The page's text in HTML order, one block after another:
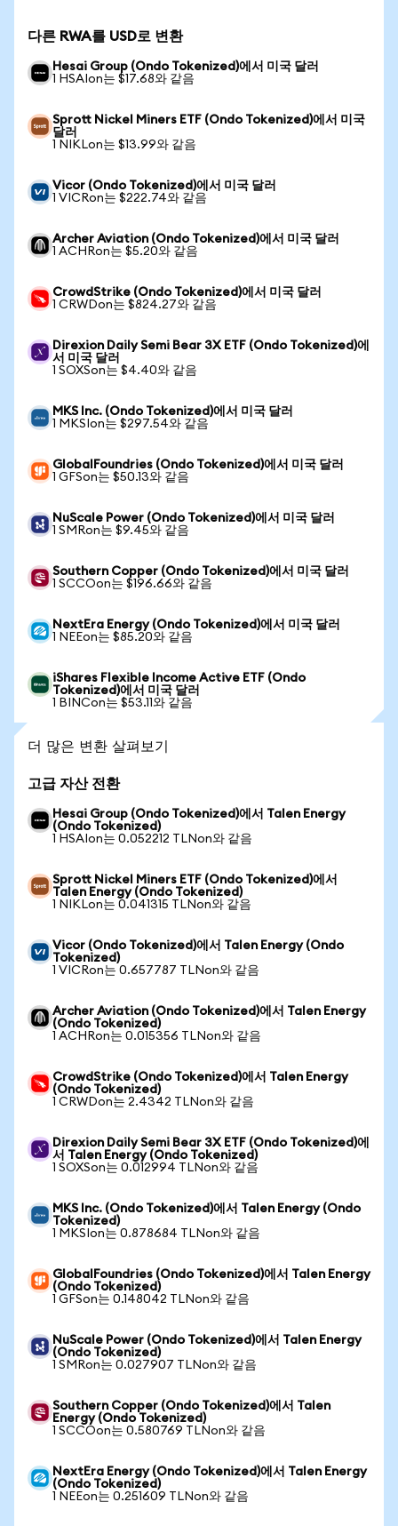
다른 RWA를 USD로 변환
Hesai Group (Ondo Tokenized)에서 미국 달러
1 HSAIon는 $17.68와 같음
Sprott Nickel Miners ETF (Ondo Tokenized)에서 미국
달러
1 NIKLon는 $13.99와 같음
Vicor (Ondo Tokenized)에서 미국 달러
1 VICRon는 $222.74와 같음
Archer Aviation (Ondo Tokenized)에서 미국 달러
1 ACHRon는 $5.20와 같음
CrowdStrike (Ondo Tokenized)에서 미국 달러
1 CRWDon는 $824.27와 같음
Direxion Daily Semi Bear 3X ETF (Ondo Tokenized)에
서 미국 달러
1 SOXSon는 $4.40와 같음
MKS Inc. (Ondo Tokenized)에서 미국 달러
1 MKSIon는 $297.54와 같음
GlobalFoundries (Ondo Tokenized)에서 미국 달러
1 GFSon는 $50.13와 같음
NuScale Power (Ondo Tokenized)에서 미국 달러
1 SMRon는 $9.45와 같음
Southern Copper (Ondo Tokenized)에서 미국 달러
1 SCCOon는 $196.66와 같음
NextEra Energy (Ondo Tokenized)에서 미국 달러
1 NEEon는 $85.20와 같음
iShares Flexible Income Active ETF (Ondo
Tokenized)에서 미국 달러
1 BINCon는 $53.11와 같음
더 많은 변환 살펴보기
고급 자산 전환
Hesai Group (Ondo Tokenized)에서 Talen Energy
(Ondo Tokenized)
1 HSAIon는 0.052212 TLNon와 같음
Sprott Nickel Miners ETF (Ondo Tokenized)에서
Talen Energy (Ondo Tokenized)
1 NIKLon는 0.041315 TLNon와 같음
Vicor (Ondo Tokenized)에서 Talen Energy (Ondo
Tokenized)
1 VICRon는 0.657787 TLNon와 같음
Archer Aviation (Ondo Tokenized)에서 Talen Energy
(Ondo Tokenized)
1 ACHRon는 0.015356 TLNon와 같음
CrowdStrike (Ondo Tokenized)에서 Talen Energy
(Ondo Tokenized)
1 CRWDon는 2.4342 TLNon와 같음
Direxion Daily Semi Bear 3X ETF (Ondo Tokenized)에
서 Talen Energy (Ondo Tokenized)
1 SOXSon는 0.012994 TLNon와 같음
MKS Inc. (Ondo Tokenized)에서 Talen Energy (Ondo
Tokenized)
1 MKSIon는 0.878684 TLNon와 같음
GlobalFoundries (Ondo Tokenized)에서 Talen Energy
(Ondo Tokenized)
1 GFSon는 0.148042 TLNon와 같음
NuScale Power (Ondo Tokenized)에서 Talen Energy
(Ondo Tokenized)
1 SMRon는 0.027907 TLNon와 같음
Southern Copper (Ondo Tokenized)에서 Talen
Energy (Ondo Tokenized)
1 SCCOon는 0.580769 TLNon와 같음
NextEra Energy (Ondo Tokenized)에서 Talen Energy
(Ondo Tokenized)
1 NEEon는 0.251609 TLNon와 같음